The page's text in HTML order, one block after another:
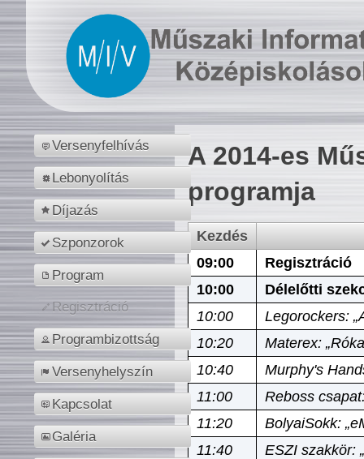
Versenyfelhívás
Lebonyolítás
Díjazás
Szponzorok
Program
Regisztráció
Programbizottság
Versenyhelyszín
Kapcsolat
Galéria
A 2014-es
programja
Kezdés
09:00
Regisztráció
10:00
Délelőtti
10:00
Legorockers:
10:20
Materex:
10:40
Murphy's
11:00
Reboss
11:20
BolyaiSokk:
11:40
ESZI szakkör: